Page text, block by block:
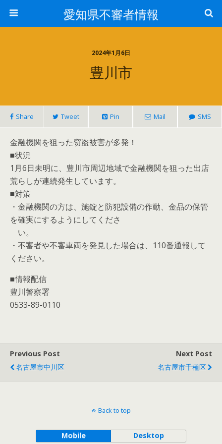
愛知県不審者情報
2024年1月6日
豊川市
Share Tweet Pin Mail SMS
金融機関を狙った窃盗被害が多発！
■状況
1月6日未明に、豊川市周辺地域で金融機関を狙った出店
荒らしが連続発生しています。
■対策
・金融機関の方は、施錠と防犯設備の作動、金品の保管
を確実にするようにしてくださ
い。
・不審者や不審車両を発見した場合は、110番通報して
ください。
■情報配信
豊川警察署
0533-89-0110
Previous Post
名古屋市中川区
Next Post
名古屋市千種区
Back to top
Mobile Desktop